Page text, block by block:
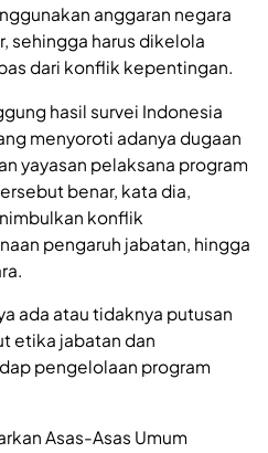
anggaran negara
sehingga harus dikelola
dari konflik kepentingan.
hasil survei Indonesia
menyoroti adanya dugaan
yayasan pelaksana program
benar, kata dia,
konflik
pengaruh jabatan, hingga
ada atau tidaknya putusan
etika jabatan dan
pengelolaan program
Asas-Asas Umum